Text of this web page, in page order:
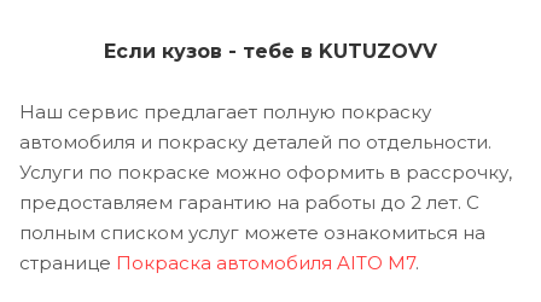
Если кузов - тебе в KUTUZOVV
Наш сервис предлагает полную покраску
автомобиля и покраску деталей по отдельности.
Услуги по покраске можно оформить в рассрочку,
предоставляем гарантию на работы до 2 лет. С
полным списком услуг можете ознакомиться на
странице Покраска автомобиля AITO M7.